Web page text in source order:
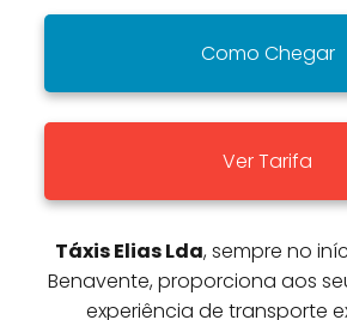
Como Chegar
Ver Tarifa
Táxis Elias Lda, sempre no
Benavente, proporciona aos
experiência de transporte